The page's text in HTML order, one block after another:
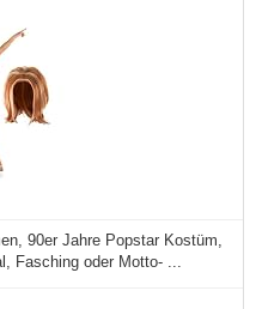
90er Jahre Popstar Kostüm,
Fasching oder Motto- ...